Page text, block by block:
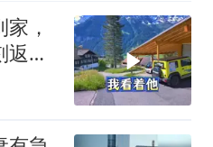
，
返